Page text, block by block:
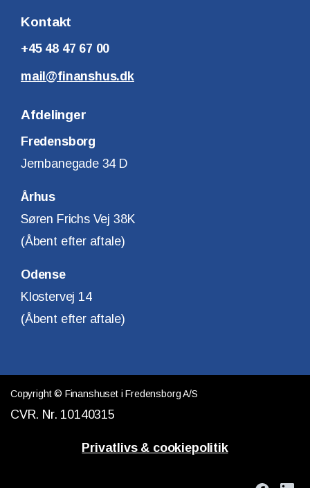
Kontakt
+45 48 47 67 00
mail@finanshus.dk
Afdelinger
Fredensborg
Jernbanegade 34 D
Århus
Søren Frichs Vej 38K
(Åbent efter aftale)
Odense
Klostervej 14
(Åbent efter aftale)
Copyright © Finanshuset i Fredensborg A/S
CVR. Nr. 10140315
Privatlivs & cookiepolitik